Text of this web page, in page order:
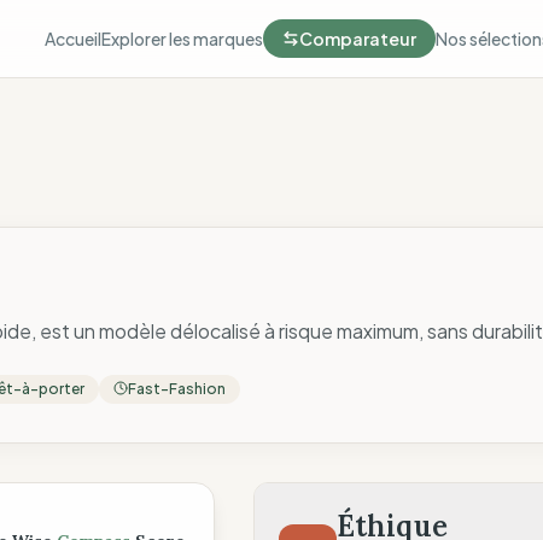
AccueilExplorer les marques Comparateur Nos
est un modèle délocalisé à risque maximum, sans
à-porter Fast-Fashion
Éthique